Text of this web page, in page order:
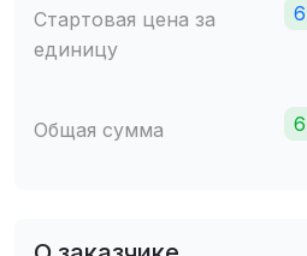
Стартовая цена за
единицу
Общая сумма